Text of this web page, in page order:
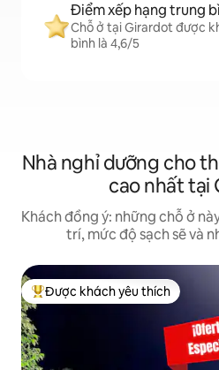
Điểm xếp hạng trung
Chỗ ở tại Girardot được
bình là 4,6/5
Nhà nghỉ dưỡng cho
cao nhất tại
Khách đồng ý: những chỗ ở
trí, mức độ sạch sẽ và
Được khách yêu thích nhất
Được khách yêu thích